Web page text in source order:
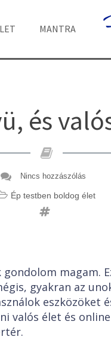
MANTRA
és
Nincs hozzászólás
Ép testben boldog élet
magam.
gyakran az
eszközöket
valós élet és